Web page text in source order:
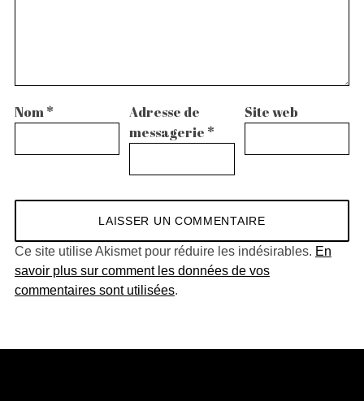
Nom*
Adresse de
messagerie *
Site web
Ce site utilise Akismet pour réduire les indésirables. En
savoir plus sur comment les données de vos
commentaires sont utilisées.